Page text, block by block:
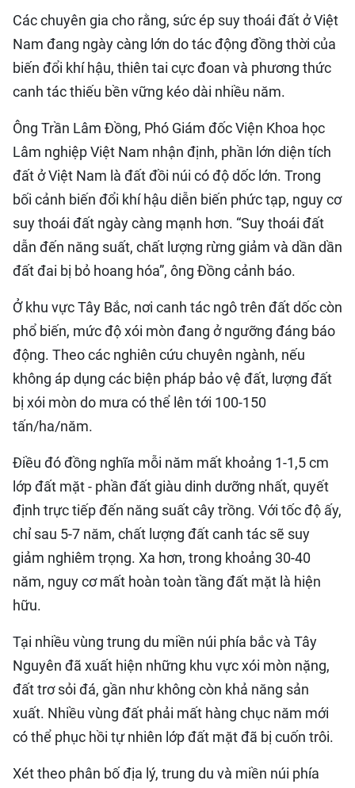
Các chuyên gia cho rằng, sức ép suy thoái đất ở Việt
Nam đang ngày càng lớn do tác động đồng thời của
biến đổi khí hậu, thiên tai cực đoan và phương thức
canh tác thiếu bền vững kéo dài nhiều năm.
Ông Trần Lâm Đồng, Phó Giám đốc Viện Khoa học
Lâm nghiệp Việt Nam nhận định, phần lớn diện tích
đất ở Việt Nam là đất đồi núi có độ dốc lớn. Trong
bối cảnh biến đổi khí hậu diễn biến phức tạp, nguy cơ
suy thoái đất ngày càng mạnh hơn. “Suy thoái đất
dẫn đến năng suất, chất lượng rừng giảm và dần dần
đất đai bị bỏ hoang hóa”, ông Đồng cảnh báo.
Ở khu vực Tây Bắc, nơi canh tác ngô trên đất dốc còn
phổ biến, mức độ xói mòn đang ở ngưỡng đáng báo
động. Theo các nghiên cứu chuyên ngành, nếu
không áp dụng các biện pháp bảo vệ đất, lượng đất
bị xói mòn do mưa có thể lên tới 100-150
tấn/ha/năm.
Điều đó đồng nghĩa mỗi năm mất khoảng 1-1,5 cm
lớp đất mặt - phần đất giàu dinh dưỡng nhất, quyết
định trực tiếp đến năng suất cây trồng. Với tốc độ ấy,
chỉ sau 5-7 năm, chất lượng đất canh tác sẽ suy
giảm nghiêm trọng. Xa hơn, trong khoảng 30-40
năm, nguy cơ mất hoàn toàn tầng đất mặt là hiện
hữu.
Tại nhiều vùng trung du miền núi phía bắc và Tây
Nguyên đã xuất hiện những khu vực xói mòn nặng,
đất trơ sỏi đá, gần như không còn khả năng sản
xuất. Nhiều vùng đất phải mất hàng chục năm mới
có thể phục hồi tự nhiên lớp đất mặt đã bị cuốn trôi.
Xét theo phân bố địa lý, trung du và miền núi phía